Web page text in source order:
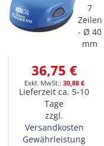
7
Zeilen
Ø 40
mm
36,75 €
30,88 €
Lieferzeit ca. 5-10
Tage
zzgl.
Versandkosten
Gewährleistung